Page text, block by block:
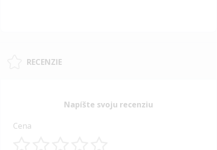
RECENZIE
Napíšte svoju recenziu
Cena